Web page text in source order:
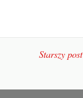
Starszy post